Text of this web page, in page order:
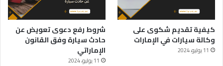
كيفية تقديم شكوى على
وكالة سيارات في الإمارات
11 يوليو، 2024
شروط رفع دعوى تعويض عن
حادث سيارة وفق القانون
الإماراتي
11 يوليو، 2024